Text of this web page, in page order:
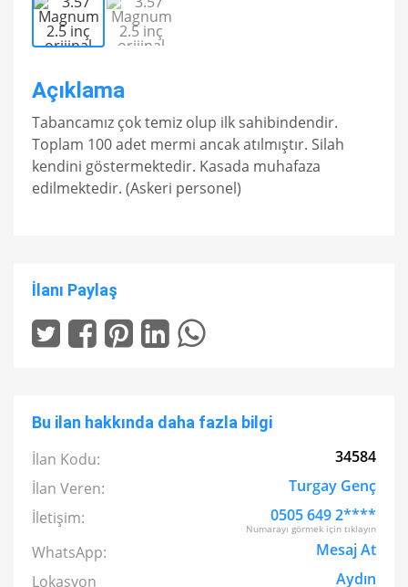
Açıklama
Tabancamız çok temiz olup ilk sahibindendir.
Toplam 100 adet mermi ancak atılmıştır. Silah
kendini göstermektedir. Kasada muhafaza
edilmektedir. (Askeri personel)
İlanı Paylaş
Bu ilan hakkında daha fazla bilgi
İlan Kodu:
34584
İlan Veren:
Turgay Genç
İletişim:
0505 649 2****
Numarayı görmek için tıklayın
WhatsApp:
Mesaj At
Lokasyon
Aydın